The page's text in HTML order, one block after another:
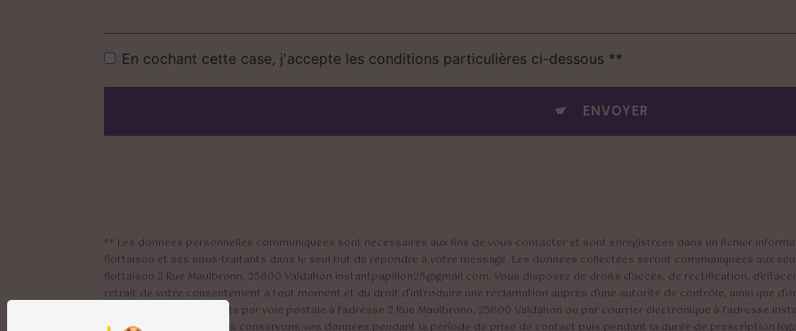
En cochant cette case, j'accepte les conditions particulières ci-dessous **
ENVOYER
** Les données personnelles communiquées sont nécessaires aux fins de vous contacter et sont enregistrées dans un fichier
flottaison et ses sous-traitants dans le seul but de répondre à votre message. Les données collectées seront communiquées aux
flottaison 2 Rue Maulbronn, 25800 Valdahon instantpapillon25@gmail.com. Vous disposez de droits d’accès, de rectification,
retrait de votre consentement à tout moment et du droit d’introduire une réclamation auprès d’une autorité de contrôle, ainsi que
pouvez exercer ces droits par voie postale à l'adresse 2 Rue Maulbronn, 25800 Valdahon ou par courrier électronique à l'adresse
vous être demandé. Nous conservons vos données pendant la période de prise de contact puis pendant la durée de prescription